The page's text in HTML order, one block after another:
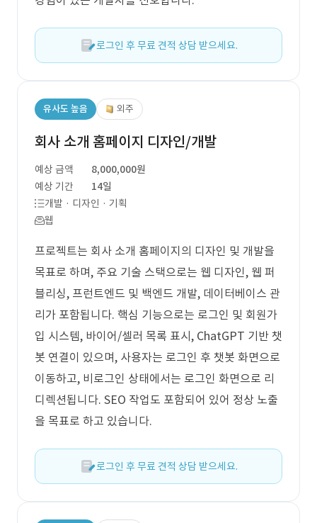
로그인 후 무료 견적 상담 받으세요.
유사도 높음 외주
회사 소개 홈페이지 디자인/개발
예상 금액
8,000,000원
예상 기간
14일
개발 · 디자인 · 기획
웹
프로젝트는 회사 소개 홈페이지의 디자인 및 개발을
목표로 하며, 주요 기술 스택으로는 웹 디자인, 웹 퍼
블리싱, 프런트엔드 및 백엔드 개발, 데이터베이스 관
리가 포함됩니다. 핵심 기능으로는 로그인 및 회원가
입 시스템, 바이어/셀러 목록 표시, ChatGPT 기반 챗
봇 연결이 있으며, 사용자는 로그인 후 챗봇 화면으로
이동하고, 비로그인 상태에서는 로그인 화면으로 리
디렉션됩니다. SEO 작업도 포함되어 있어 정상 노출
을 목표로 하고 있습니다.
로그인 후 무료 견적 상담 받으세요.